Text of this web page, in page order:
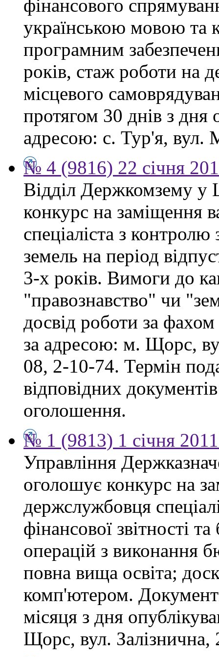
фінансового
українською мовою та
програмним
років, стаж роботи на
місцевого
протягом 30 днів з дня
адресою: с. Тур'я, вул.
№ 4 (9816) 22 січня
Відділ Держкомзему у
конкурс на заміщення
спеціаліста з
земель на період
3-х років. Вимоги до
"правознавство" чи
досвід роботи за
за адресою: м. Щорс,
08, 2-10-74. Термін
відповідних
оголошення.
№ 1 (9813) 1 січня
Управління
оголошує конкурс на
держслужбовця
фінансової звітності
операцій з виконання
повна вища освіта;
комп'ютером.
місяця з дня
Щорс, вул. Залізнична,